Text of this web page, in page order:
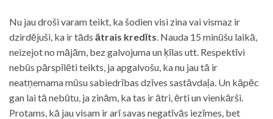
Nu jau droši varam teikt, ka šodien visi zina vai vismaz ir
dzirdējuši, ka ir tāds ātrais kredīts. Nauda 15 minūšu laikā,
neizejot no mājām, bez galvojuma un ķīlas utt. Respektīvi
nebūs pārspīlēti teikts, ja apgalvošu, ka nu jau tā ir
neatņemama mūsu sabiedrības dzīves sastāvdaļa. Un kāpēc
gan lai tā nebūtu, ja zinām, ka tas ir ātri, ērti un vienkārši.
Protams, kā jau visam ir arī savas negatīvās iezīmes, bet